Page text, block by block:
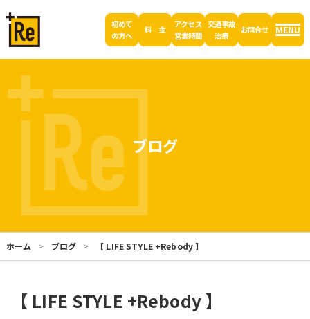
初めて
の方へ
料 金
アクセス
営業時間
交通事故
治療
お問合せ MENU
ブログ
ホーム ブログ 【 LIFE STYLE +Rebody 】
【 LIFE STYLE +Rebody 】